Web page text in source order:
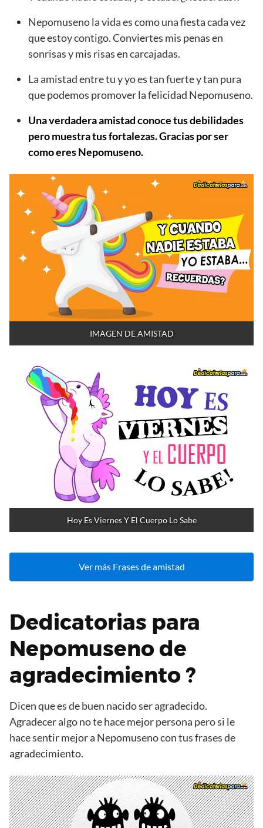
Nepomuseno la vida es como una fiesta cada vez
que estoy contigo. Conviertes mis penas en
sonrisas y mis risas en carcajadas.
La amistad entre tu y yo es tan fuerte y tan pura
que podemos promover la felicidad Nepomuseno.
Una verdadera amistad conoce tus debilidades
pero muestra tus fortalezas. Gracias por ser
como eres Nepomuseno.
IMAGEN DE AMISTAD
Hoy Es Viernes Y El Cuerpo Lo Sabe
Ver más Frases de amistad
Dedicatorias para
Nepomuseno de
agradecimiento ?
Dicen que es de buen nacido ser agradecido.
Agradecer algo no te hace mejor persona pero si le
hace sentir mejor a Nepomuseno con tus frases de
agradecimiento.